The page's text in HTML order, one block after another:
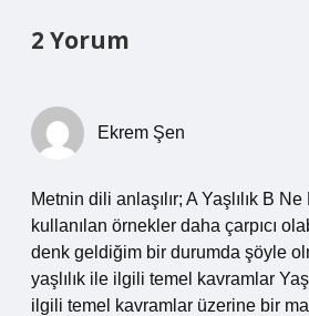
2 Yorum
Ekrem Şen
Metnin dili anlaşılır; A Yaşlılık B
kullanılan örnekler daha çarpıcı
denk geldiğim bir durumda şöyle
yaşlılık ile ilgili temel kavramlar
ilgili temel kavramlar üzerine bir